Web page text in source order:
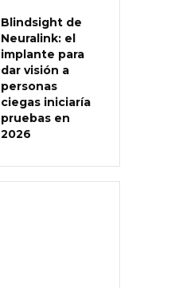
Blindsight de
Neuralink: el
implante para
dar visión a
personas
ciegas iniciaría
pruebas en
2026